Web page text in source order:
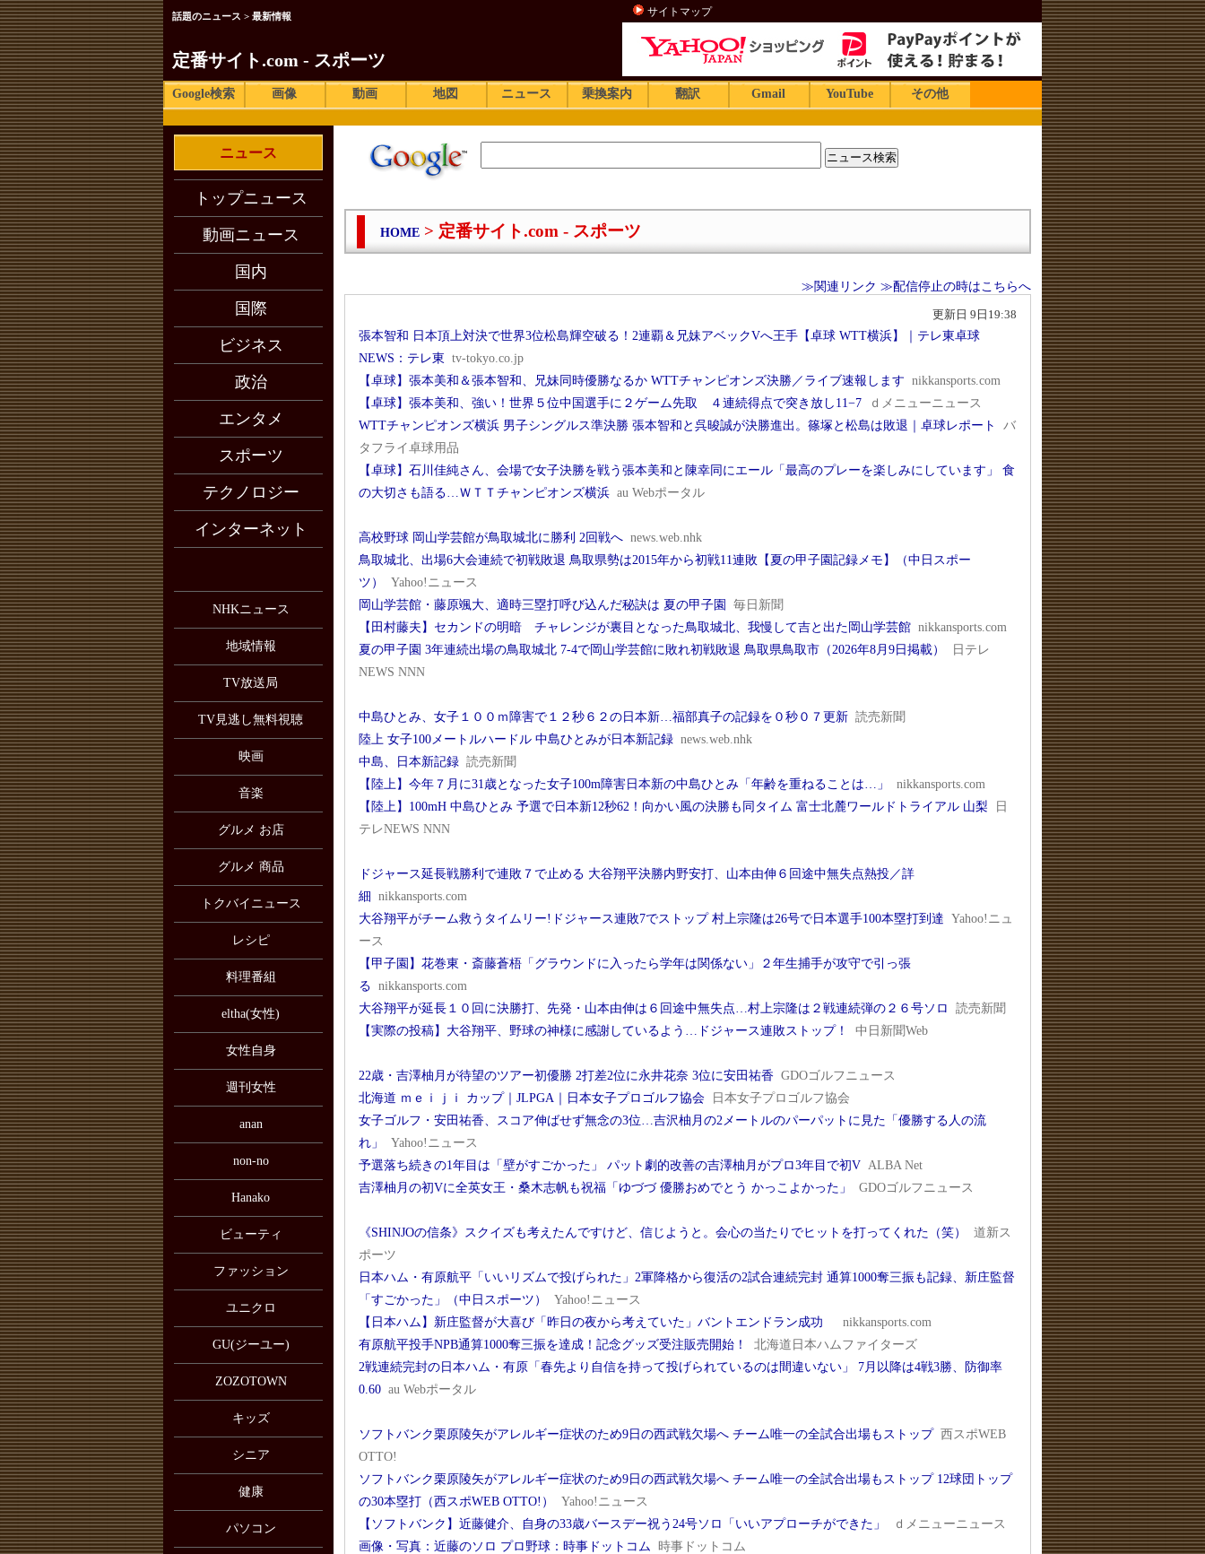
話題のニュース > 最新情報
定番サイト.com - スポーツ
サイトマップ
Google検索 画像 動画 地図 ニュース 乗換案内 翻訳 Gmail YouTube その他
HOME > 定番サイト.com - スポーツ
≫関連リンク ≫配信停止の時はこちらへ
更新日 9日19:38
張本智和 日本頂上対決で世界3位松島輝空破る！2連覇＆兄妹アベックVへ王手【卓球 WTT横浜】｜テレ東卓球
NEWS：テレ東 tv-tokyo.co.jp
【卓球】張本美和＆張本智和、兄妹同時優勝なるか WTTチャンピオンズ決勝／ライブ速報します nikkansports.com
【卓球】張本美和、強い！世界５位中国選手に２ゲーム先取 ４連続得点で突き放し11−7
ｄメニューニュース
WTTチャンピオンズ横浜 男子シングルス準決勝 張本智和と呉晙誠が決勝進出。篠塚と松島は敗退｜卓球レポート
バ
タフライ卓球用品
【卓球】石川佳純さん、会場で女子決勝を戦う張本美和と陳幸同にエール「最高のプレーを楽しみにしています」 食
の大切さも語る…ＷＴＴチャンピオンズ横浜 au Webポータル
高校野球 岡山学芸館が鳥取城北に勝利 2回戦へ news.web.nhk
鳥取城北、出場6大会連続で初戦敗退 鳥取県勢は2015年から初戦11連敗【夏の甲子園記録メモ】（中日スポー
ツ）
Yahoo!ニュース
岡山学芸館・藤原颯大、適時三塁打呼び込んだ秘訣は 夏の甲子園
毎日新聞
【田村藤夫】セカンドの明暗 チャレンジが裏目となった鳥取城北、我慢して吉と出た岡山学芸館 nikkansports.com
夏の甲子園 3年連続出場の鳥取城北 7-4で岡山学芸館に敗れ初戦敗退 鳥取県鳥取市（2026年8月9日掲載）
日テレ
NEWS NNN
中島ひとみ、女子１００ｍ障害で１２秒６２の日本新…福部真子の記録を０秒０７更新 読売新聞
陸上 女子100メートルハードル 中島ひとみが日本新記録 news.web.nhk
中島、日本新記録 読売新聞
【陸上】今年７月に31歳となった女子100m障害日本新の中島ひとみ「年齢を重ねることは…」
nikkansports.com
【陸上】100mH 中島ひとみ 予選で日本新12秒62！向かい風の決勝も同タイム 富士北麓ワールドトライアル 山梨
日
テレNEWS NNN
ドジャース延長戦勝利で連敗７で止める 大谷翔平決勝内野安打、山本由伸６回途中無失点熱投／詳
細
nikkansports.com
大谷翔平がチーム救うタイムリー!ドジャース連敗7でストップ 村上宗隆は26号で日本選手100本塁打到達 Yahoo!ニュ
ース
【甲子園】花巻東・斎藤蒼梧「グラウンドに入ったら学年は関係ない」２年生捕手が攻守で引っ張
る nikkansports.com
大谷翔平が延長１０回に決勝打、先発・山本由伸は６回途中無失点…村上宗隆は２戦連続弾の２６号ソロ
読売新聞
【実際の投稿】大谷翔平、野球の神様に感謝しているよう…ドジャース連敗ストップ！
中日新聞Web
22歳・吉澤柚月が待望のツアー初優勝 2打差2位に永井花奈 3位に安田祐香 GDOゴルフニュース
北海道 ｍｅｉｊｉ カップ｜JLPGA｜日本女子プロゴルフ協会
日本女子プロゴルフ協会
女子ゴルフ・安田祐香、スコア伸ばせず無念の3位…吉沢柚月の2メートルのパーパットに見た「優勝する人の流
れ」
Yahoo!ニュース
予選落ち続きの1年目は「壁がすごかった」 パット劇的改善の吉澤柚月がプロ3年目で初V ALBA Net
吉澤柚月の初Vに全英女王・桑木志帆も祝福「ゆづづ 優勝おめでとう かっこよかった」
GDOゴルフニュース
《SHINJOの信条》スクイズも考えたんですけど、信じようと。会心の当たりでヒットを打ってくれた（笑）
道新ス
ポーツ
日本ハム・有原航平「いいリズムで投げられた」2軍降格から復活の2試合連続完封 通算1000奪三振も記録、新庄監督
「すごかった」（中日スポーツ）
Yahoo!ニュース
【日本ハム】新庄監督が大喜び「昨日の夜から考えていた」バントエンドラン成功
nikkansports.com
有原航平投手NPB通算1000奪三振を達成！記念グッズ受注販売開始！
北海道日本ハムファイターズ
2戦連続完封の日本ハム・有原「春先より自信を持って投げられているのは間違いない」 7月以降は4戦3勝、防御率
0.60 au Webポータル
ソフトバンク栗原陵矢がアレルギー症状のため9日の西武戦欠場へ チーム唯一の全試合出場もストップ 西スポWEB
OTTO!
ソフトバンク栗原陵矢がアレルギー症状のため9日の西武戦欠場へ チーム唯一の全試合出場もストップ 12球団トップ
の30本塁打（西スポWEB OTTO!）
Yahoo!ニュース
【ソフトバンク】近藤健介、自身の33歳バースデー祝う24号ソロ「いいアプローチができた」
ｄメニューニュース
画像・写真：近藤のソロ プロ野球：時事ドットコム
時事ドットコム
ニュース
トップニュース
動画ニュース
国内
国際
ビジネス
政治
エンタメ
スポーツ
テクノロジー
インターネット
NHKニュース
地域情報
TV放送局
TV見逃し無料視聴
映画
音楽
グルメ お店
グルメ 商品
トクバイニュース
レシピ
料理番組
eltha(女性)
女性自身
週刊女性
anan
non-no
Hanako
ビューティ
ファッション
ユニクロ
GU(ジーユー)
ZOZOTOWN
キッズ
シニア
健康
パソコン